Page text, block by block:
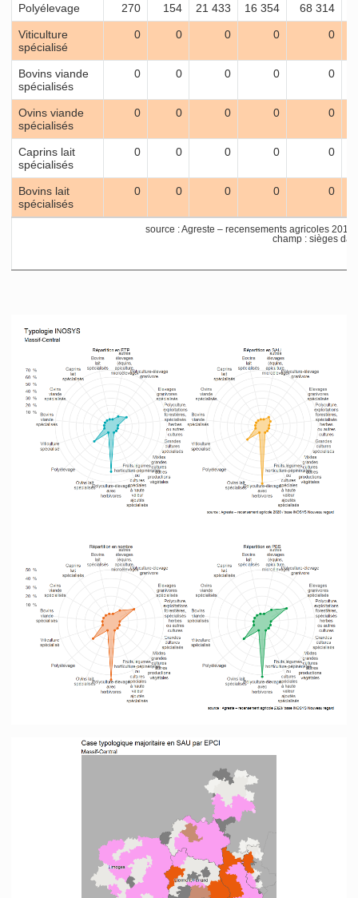
Polyélevage 270 154 21 433 16 354 68 314
Viticulture
spécialisé
0 0 0 0 0
Bovins viande
spécialisés
0 0 0 0 0
Ovins viande
spécialisés
0 0 0 0 0
Caprins lait
spécialisés
0 0 0 0 0
Bovins lait
spécialisés
0 0 0 0 0
source : Agreste – recensements agricoles
champ : sièges